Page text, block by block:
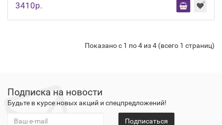
3410р.
Показано с 1 по 4 из 4 (всего 1 страниц)
Подписка на новости
Будьте в курсе новых акций и спецпредложений!
Подписаться